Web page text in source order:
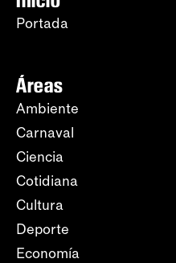
Portada
Áreas
Ambiente
Carnaval
Ciencia
Cotidiana
Cultura
Deporte
Economía